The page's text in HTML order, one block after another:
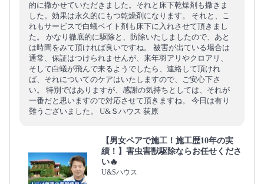
的に撒かせていただきました。それと床下乾燥剤も撒きま
した。効果は永久的にもつ乾燥剤になります。 それと、こ
れもサービスで白蟻ベイト剤も床下に入れさせて頂きまし
た。 かなり徹底的に駆除と、防除いたしましたので、あと
は時間をみて頂ければ良いですね。 被害が出ている場合は
通常、保証はつけられませんが、来年羽アリやクロアリ、
そして白蟻が飛んで来るようでしたら、連絡して頂けれ
ば、それについてのケアはいたしますので、ご安心下さ
い。 特別ではありますが、感謝の気持ちとしては、それが
一番だと思いますので対応させて頂きますね。 今日は有り
難うございました。 U&Ｓハウス 荻原
【男女ペアで施工！施工歴10年の実
績！】害虫害獣駆除ならお任せくださ
い🔥
U&Sハウス